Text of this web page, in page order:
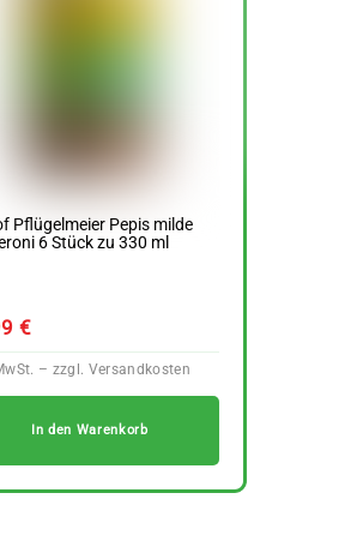
Pflügelmeier Pepis milde
6 Stück zu 330 ml
€
In den Warenkorb